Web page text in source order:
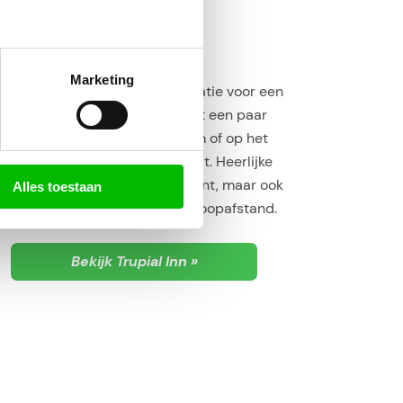
Marketing
Alles toestaan
Inn is een prima accommodatie voor een
prijs. Centraal gelegen: met een paar
rijden ben je in het centrum of op het
of je zit op de weg de stad uit. Heerlijke
in het Italiaanse restaurant, maar ook
en 2 shopping malls op loopafstand.
Bekijk Trupial Inn »